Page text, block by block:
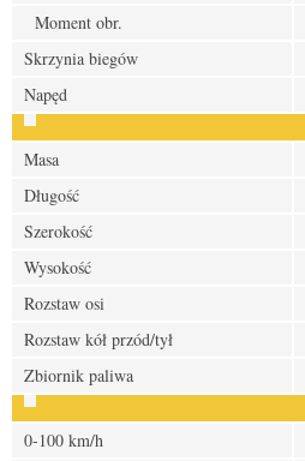
Moment obr.
Skrzynia biegów
Napęd
Masa
Długość
Szerokość
Wysokość
Rozstaw osi
Rozstaw kół przód/tył
Zbiornik paliwa
0-100 km/h